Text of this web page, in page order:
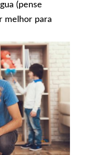
(pense
melhor para